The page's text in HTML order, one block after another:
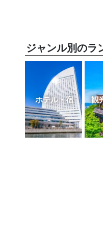
ジャンル別のラ
ホテル・宿 観